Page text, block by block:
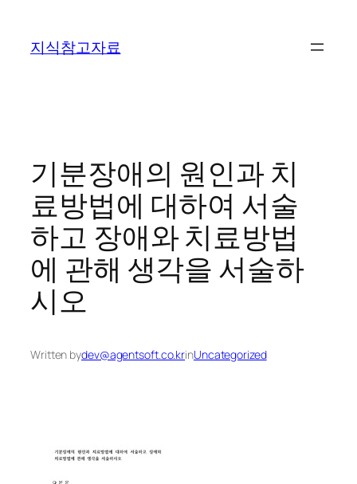
지식참고자료
기분장애의 원인과 치
료방법에 대하여 서술
하고 장애와 치료방법
에 관해 생각을 서술하
시오
Written bydev@agentsoft.co.krinUncategorized